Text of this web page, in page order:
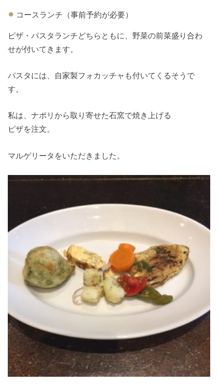
コースランチ（事前予約が必要）
ピザ・パスタランチどちらともに、野菜の前菜盛り合わ
せが付いてきます。
パスタには、自家製フォカッチャも付いてくるそうで
す。
私は、ナポリから取り寄せた石窯で焼き上げる
ピザを注文。
マルゲリータをいただきました。